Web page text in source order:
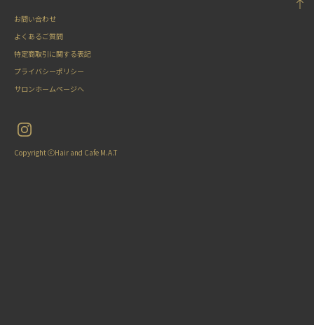
お問い合わせ
よくあるご質問
特定商取引に関する表記
プライバシーポリシー
サロンホームページへ
Copyright ⓒHair and Cafe M.A.T